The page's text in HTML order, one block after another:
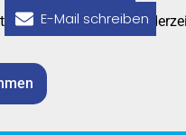
wir Ihnen gerne
E-Mail schreiben